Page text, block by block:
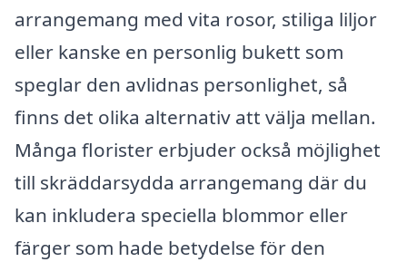
arrangemang med vita rosor, stiliga liljor
eller kanske en personlig bukett som
speglar den avlidnas personlighet, så
finns det olika alternativ att välja mellan.
Många florister erbjuder också möjlighet
till skräddarsydda arrangemang där du
kan inkludera speciella blommor eller
färger som hade betydelse för den